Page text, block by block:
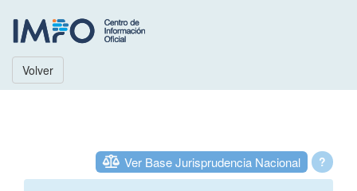
Volver
?
Ver Base Jurisprudencia Nacional